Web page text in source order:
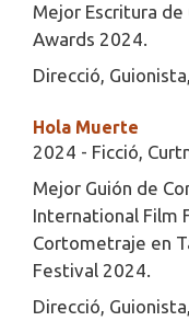
Mejor Escritura de
Awards 2024.
Direcció, Guionista,
Hola Muerte
2024 - Ficció,
Mejor Guión de
International Film
Cortometraje en
Festival 2024.
Direcció, Guionista,